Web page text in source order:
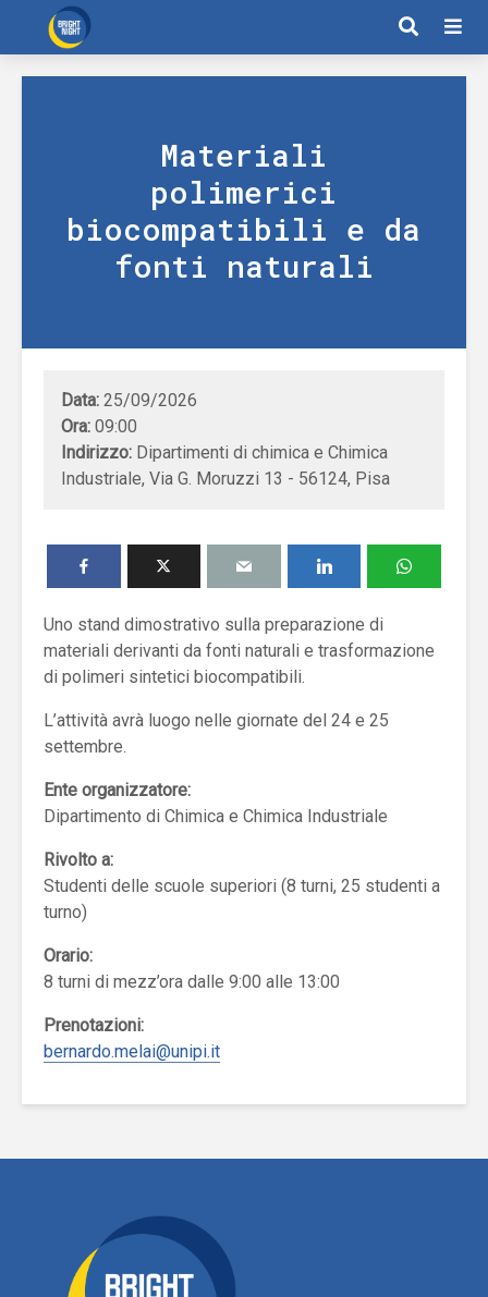
Materiali
polimerici
biocompatibili e da
fonti naturali
Data: 25/09/2026
Ora: 09:00
Indirizzo: Dipartimenti di chimica e Chimica
Industriale, Via G. Moruzzi 13 - 56124, Pisa
Uno stand dimostrativo sulla preparazione di
materiali derivanti da fonti naturali e trasformazione
di polimeri sintetici biocompatibili.
L’attività avrà luogo nelle giornate del 24 e 25
settembre.
Ente organizzatore:
Dipartimento di Chimica e Chimica Industriale
Rivolto a:
Studenti delle scuole superiori (8 turni, 25 studenti a
turno)
Orario:
8 turni di mezz’ora dalle 9:00 alle 13:00
Prenotazioni:
bernardo.melai@unipi.it